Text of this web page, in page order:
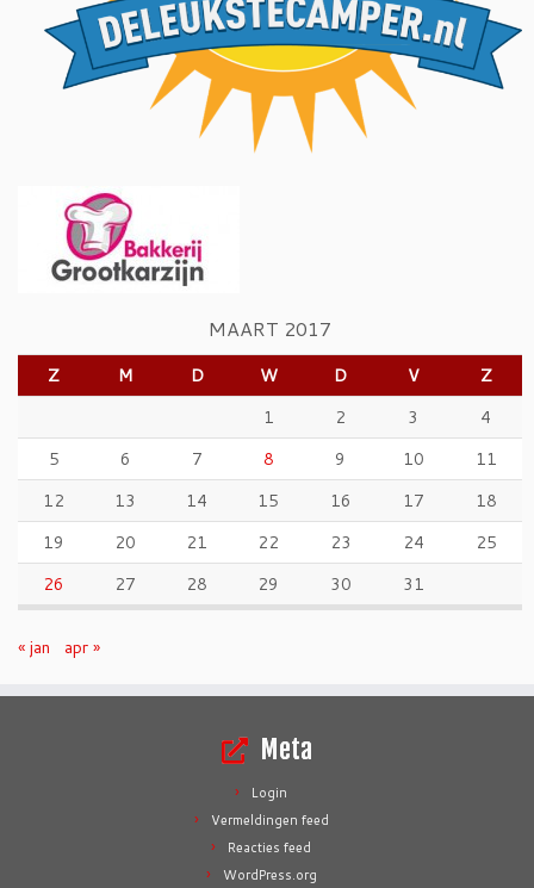
MAART 2017
Z M D W D V
Z
1
2 3
4
5
6 7 8 9 10
11
12
13 14 15 16 17
18
19
20 21 22 23 24
25
26
27 28 29 30 31
« jan apr »
Meta
Login
Vermeldingen feed
Reacties feed
WordPress.org